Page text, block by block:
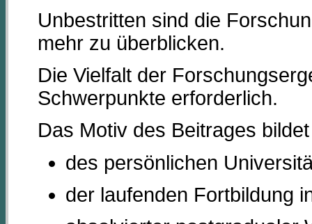
Unbestritten sind die
mehr zu überblicken.
Die Vielfalt der
Schwerpunkte erforderlich.
Das Motiv des Beitrages
des persönlichen
der laufenden Fortbildung